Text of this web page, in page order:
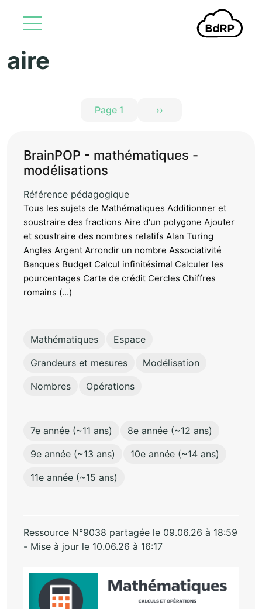
aire
Page 1 ››
BrainPOP - mathématiques -
modélisations
Référence pédagogique
Tous les sujets de Mathématiques Additionner et
soustraire des fractions Aire d'un polygone Ajouter
et soustraire des nombres relatifs Alan Turing
Angles Argent Arrondir un nombre Associativité
Banques Budget Calcul infinitésimal Calculer les
pourcentages Carte de crédit Cercles Chiffres
romains (...)
Mathématiques
Espace
Grandeurs et mesures
Modélisation
Nombres
Opérations
7e année (~11 ans)
8e année (~12 ans)
9e année (~13 ans)
10e année (~14 ans)
11e année (~15 ans)
Ressource N°9038 partagée le 09.06.26 à 18:59
- Mise à jour le 10.06.26 à 16:17